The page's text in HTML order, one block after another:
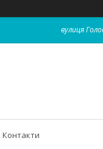
вулиця
Контакти